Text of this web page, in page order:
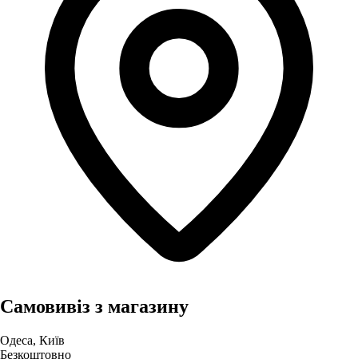
Самовивіз з магазину
Одеса, Київ
Безкоштовно